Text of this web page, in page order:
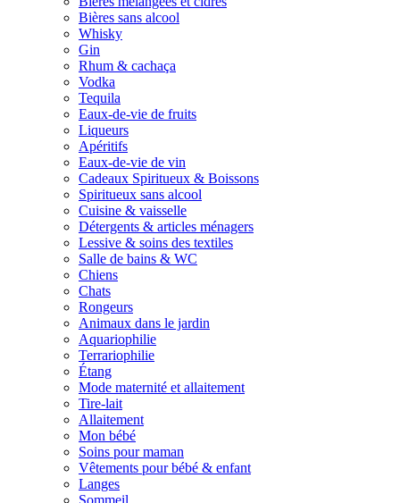
Bières sans alcool
Whisky
Gin
Rhum & cachaça
Vodka
Tequila
Eaux-de-vie de fruits
Liqueurs
Apéritifs
Eaux-de-vie de vin
Cadeaux Spiritueux & Boissons
Spiritueux sans alcool
Cuisine & vaisselle
Détergents & articles ménagers
Lessive & soins des textiles
Salle de bains & WC
Chiens
Chats
Rongeurs
Animaux dans le jardin
Aquariophilie
Terrariophilie
Étang
Mode maternité et allaitement
Tire-lait
Allaitement
Mon bébé
Soins pour maman
Vêtements pour bébé & enfant
Langes
Sommeil